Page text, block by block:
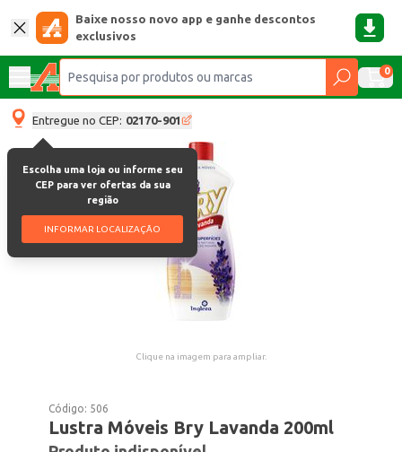
Baixe nosso novo app e ganhe descontos
exclusivos
0
Entregue no CEP: 02170-901
Escolha uma loja ou informe seu
CEP para ver ofertas da sua
região
INFORMAR LOCALIZAÇÃO
Clique na imagem para ampliar.
Código: 506
Lustra Móveis Bry Lavanda 200ml